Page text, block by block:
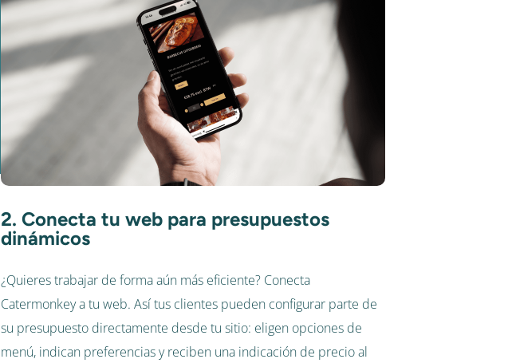
2. Conecta tu web para presupuestos
dinámicos
¿Quieres trabajar de forma aún más eficiente? Conecta
Catermonkey a tu web. Así tus clientes pueden configurar parte de
su presupuesto directamente desde tu sitio: eligen opciones de
menú, indican preferencias y reciben una indicación de precio al